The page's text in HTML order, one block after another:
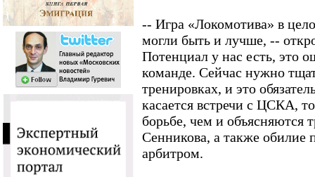
-- Игра «Локомотива» в
могли быть и лучше, --
Потенциал у нас есть, это
команде. Сейчас нужно
тренировках, и это
касается встречи с ЦСКА,
борьбе, чем и объясняются
Сенникова, а также
арбитром.